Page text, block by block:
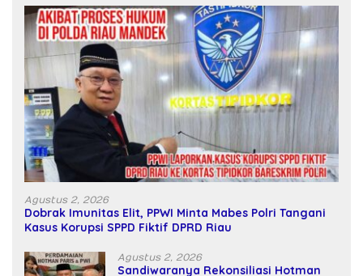
Agustus 2, 2026
Dobrak Imunitas Elit, PPWI Minta Mabes Polri Tangani
Kasus Korupsi SPPD Fiktif DPRD Riau
Agustus 2, 2026
Sandiwaranya Rekonsiliasi Hotman